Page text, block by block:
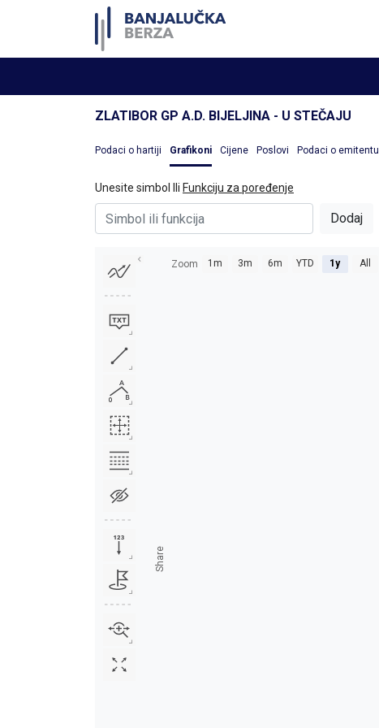
ZLATIBOR GP A.D. BIJELJINA - U STEČAJU
Podaci o hartiji Grafikoni Cijene Poslovi Podaci o emitentu
Unesite simbol Ili Funkciju za poređenje
Dodaj
Share
Zoom 1m 3m 6m YTD 1y All